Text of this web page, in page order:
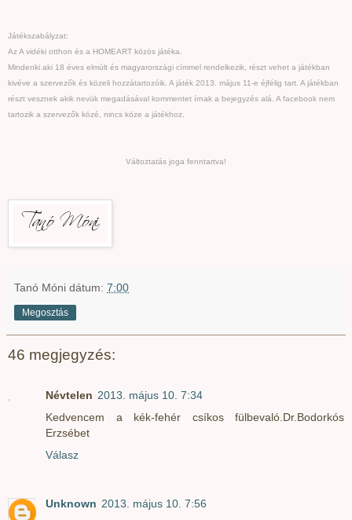
Játékszabályzat:
Az A vidéki otthon és a HOMEART közös játéka.
Mindenki aki 18 éves elmúlt és magyarországi címmel rendelkezik, részt vehet a játékban
kivéve a szervezők és közeli hozzátartozóik. A játék 2013. május 11-e éjfélig tart. A játékban
részt vesznek akik nevük megadásával kommentet írnak a bejegyzés alá. A facebook nem
tartozik a szervezők közé, nincs köze a játékhoz.
Változtatás joga fenntartva!
Tanó Móni dátum: 7:00
Megosztás
46 megjegyzés:
Névtelen 2013. május 10. 7:34
Kedvencem a kék-fehér csíkos fülbevaló.Dr.Bodorkós
Erzsébet
Válasz
Unknown 2013. május 10. 7:56